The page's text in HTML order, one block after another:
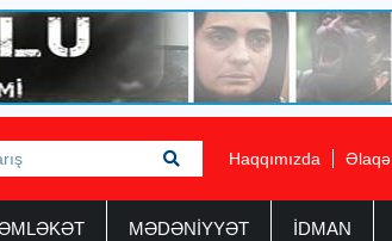
Haqqımızda Əlaqə
MƏDƏNİYYƏT İDMAN